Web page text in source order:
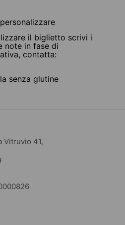
il biglietto scrivi i
note in fase di
contatta:
senza glutine
Vitruvio 41,